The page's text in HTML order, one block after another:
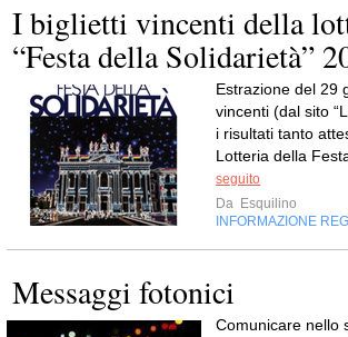
I biglietti vincenti della
“Festa della Solidarietà”
Estrazione del 29
vincenti (dal sito
i risultati tanto
Lotteria della
seguito
Da Esquilino
INFORMAZIONE
Messaggi fotonici
Comunicare nello